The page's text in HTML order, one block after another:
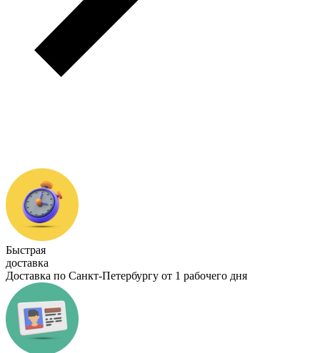
Быстрая
доставка
Доставка по Санкт-Петербургу от 1 рабочего дня